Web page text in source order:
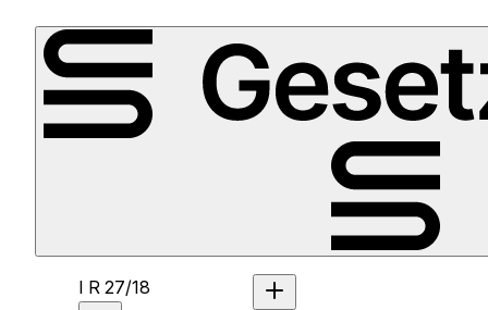
I R 27/18